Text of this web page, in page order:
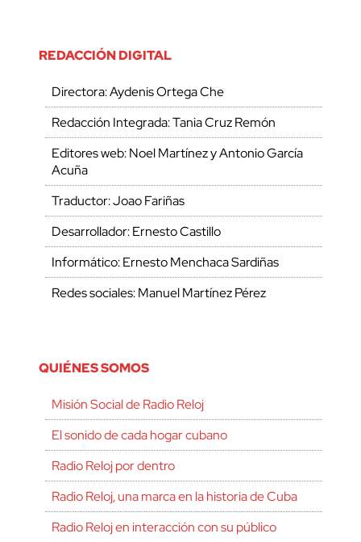
REDACCIÓN DIGITAL
Directora: Aydenis Ortega Che
Redacción Integrada: Tania Cruz Remón
Editores web: Noel Martínez y Antonio García
Acuña
Traductor: Joao Fariñas
Desarrollador: Ernesto Castillo
Informático: Ernesto Menchaca Sardiñas
Redes sociales: Manuel Martínez Pérez
QUIÉNES SOMOS
Misión Social de Radio Reloj
El sonido de cada hogar cubano
Radio Reloj por dentro
Radio Reloj, una marca en la historia de Cuba
Radio Reloj en interacción con su público